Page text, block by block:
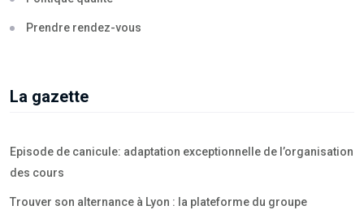
Prendre rendez-vous
La gazette
Episode de canicule: adaptation exceptionnelle de l’organisation
des cours
Trouver son alternance à Lyon : la plateforme du groupe